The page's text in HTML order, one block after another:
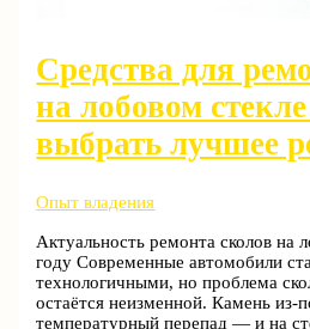
Средства для
на лобовом
выбрать лучшее
Опыт владения
Актуальность ремонта сколов на
году Современные автомобили
технологичными, но проблема
остаётся неизменной. Камень из-
температурный перепад — и на